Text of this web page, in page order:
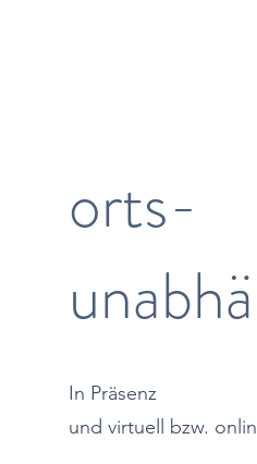
orts-
In Präsenz
und virtuell bzw.